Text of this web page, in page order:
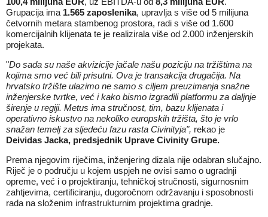
Grupacija ima 1.565 zaposlenika, upravlja s više od 5 milijuna
četvornih metara stambenog prostora, radi s više od 1.600
komercijalnih klijenata te je realizirala više od 2.000 inženjerskih
projekata.
"Do sada su naše akvizicije jačale našu poziciju na tržištima na
kojima smo već bili prisutni. Ova je transakcija drugačija. Na
hrvatsko tržište ulazimo ne samo s ciljem preuzimanja snažne
inženjerske tvrtke, već i kako bismo izgradili platformu za daljnje
širenje u regiji. Metus ima stručnost, tim, bazu klijenata i
operativno iskustvo na nekoliko europskih tržišta, što je vrlo
snažan temelj za sljedeću fazu rasta Civinityja", rekao je
Deividas Jacka, predsjednik Uprave Civinity Grupe.
Prema njegovim riječima, inženjering dizala nije odabran slučajno.
Riječ je o području u kojem uspjeh ne ovisi samo o ugradnji
opreme, već i o projektiranju, tehničkoj stručnosti, sigurnosnim
zahtjevima, certificiranju, dugoročnom održavanju i sposobnosti
rada na složenim infrastrukturnim projektima gradnje.